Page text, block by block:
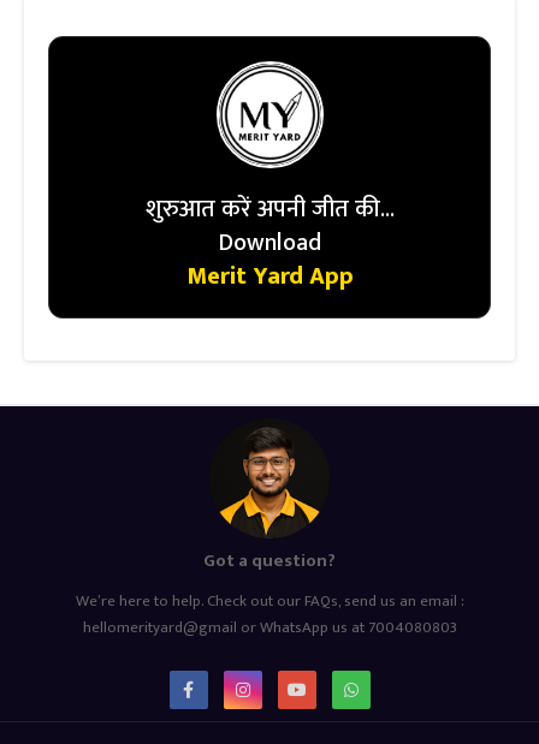
शुरुआत करें अपनी जीत की...
Download
Merit Yard App
Got a question?
We’re here to help. Check out our FAQs, send us an email :
hellomerityard@gmail or WhatsApp us at 7004080803